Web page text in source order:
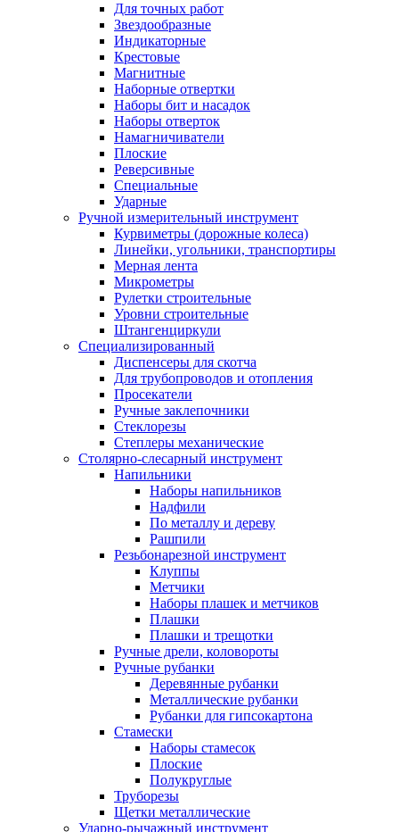
Для точных работ
Звездообразные
Индикаторные
Крестовые
Магнитные
Наборные отвертки
Наборы бит и насадок
Наборы отверток
Намагничиватели
Плоские
Реверсивные
Специальные
Ударные
Ручной измерительный инструмент
Курвиметры (дорожные колеса)
Линейки, угольники, транспортиры
Мерная лента
Микрометры
Рулетки строительные
Уровни строительные
Штангенциркули
Специализированный
Диспенсеры для скотча
Для трубопроводов и отопления
Просекатели
Ручные заклепочники
Стеклорезы
Степлеры механические
Столярно-слесарный инструмент
Напильники
Наборы напильников
Надфили
По металлу и дереву
Рашпили
Резьбонарезной инструмент
Клуппы
Метчики
Наборы плашек и метчиков
Плашки
Плашки и трещотки
Ручные дрели, коловороты
Ручные рубанки
Деревянные рубанки
Металлические рубанки
Рубанки для гипсокартона
Стамески
Наборы стамесок
Плоские
Полукруглые
Труборезы
Щетки металлические
Ударно-рычажный инструмент